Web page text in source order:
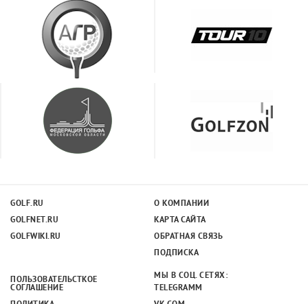
GOLF.RU
GOLFNET.RU
GOLFWIKI.RU
О КОМПАНИИ
КАРТА САЙТА
ОБРАТНАЯ СВЯЗЬ
ПОДПИСКА
ПОЛЬЗОВАТЕЛЬСТКОЕ
СОГЛАШЕНИЕ
МЫ В СОЦ. СЕТЯХ:
TELEGRAMM